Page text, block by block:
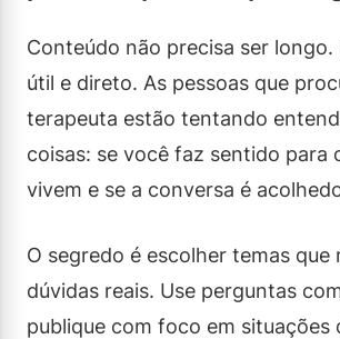
Conteúdo não precisa ser longo.
útil e direto. As pessoas que
terapeuta estão tentando
coisas: se você faz sentido para
vivem e se a conversa é
O segredo é escolher temas que
dúvidas reais. Use perguntas
publique com foco em situações